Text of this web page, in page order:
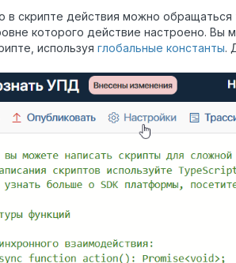
в скрипте действия можно обращаться
которого действие настроено. Вы
используя глобальные константы.